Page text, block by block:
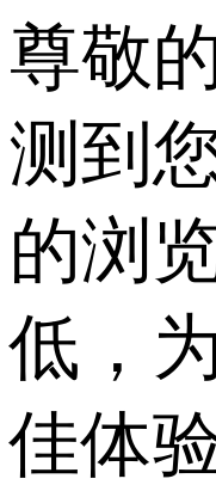
尊敬
测到
的浏
低，
佳体